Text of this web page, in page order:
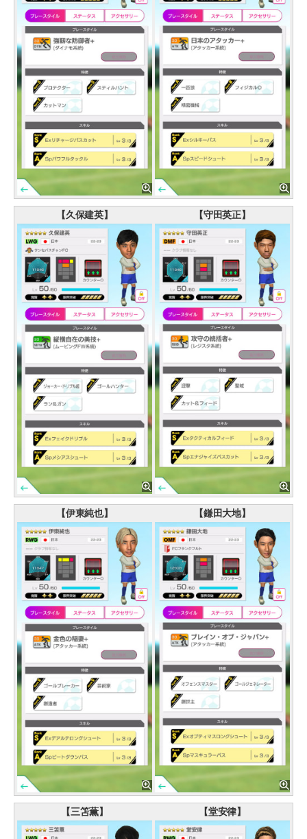
【久保建英】 【守田英正】
【伊東純也】 【鎌田大地】
【三笘薫】 【堂安律】